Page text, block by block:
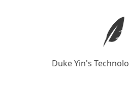
Duke Yin's